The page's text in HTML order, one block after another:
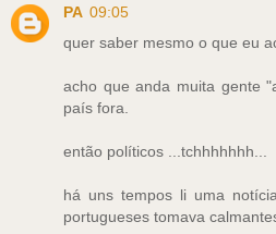
PA 09:05
quer saber mesmo o que eu
acho que anda muita gente
país fora.
então políticos ...tchhhhhhh...
há uns tempos li uma
portugueses tomava